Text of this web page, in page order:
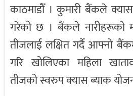
काठमाडौँ । कुमारी बैंकले
गरेको छ । बैंकले नारीहरूको
तीजलाई लक्षित गर्दै आफ्नो
गरि खोलिएका महिला
तीजको स्वरुप क्यास ब्याक